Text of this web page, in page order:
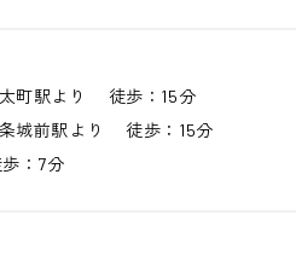
町駅より 徒歩：15分
城前駅より 徒歩：15分
：7分